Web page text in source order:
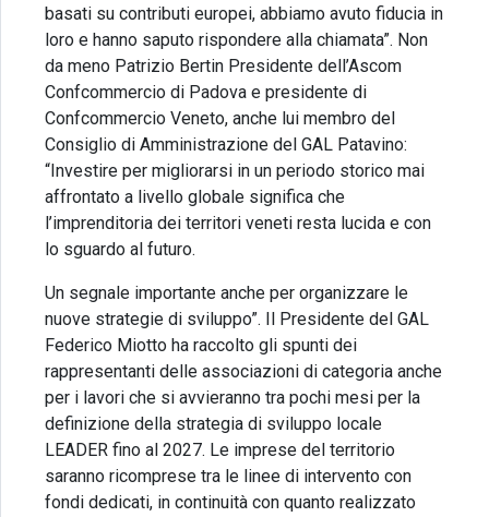
basati su contributi europei, abbiamo avuto fiducia in
loro e hanno saputo rispondere alla chiamata”. Non
da meno Patrizio Bertin Presidente dell’Ascom
Confcommercio di Padova e presidente di
Confcommercio Veneto, anche lui membro del
Consiglio di Amministrazione del GAL Patavino:
“Investire per migliorarsi in un periodo storico mai
affrontato a livello globale significa che
l’imprenditoria dei territori veneti resta lucida e con
lo sguardo al futuro.
Un segnale importante anche per organizzare le
nuove strategie di sviluppo”. Il Presidente del GAL
Federico Miotto ha raccolto gli spunti dei
rappresentanti delle associazioni di categoria anche
per i lavori che si avvieranno tra pochi mesi per la
definizione della strategia di sviluppo locale
LEADER fino al 2027. Le imprese del territorio
saranno ricomprese tra le linee di intervento con
fondi dedicati, in continuità con quanto realizzato